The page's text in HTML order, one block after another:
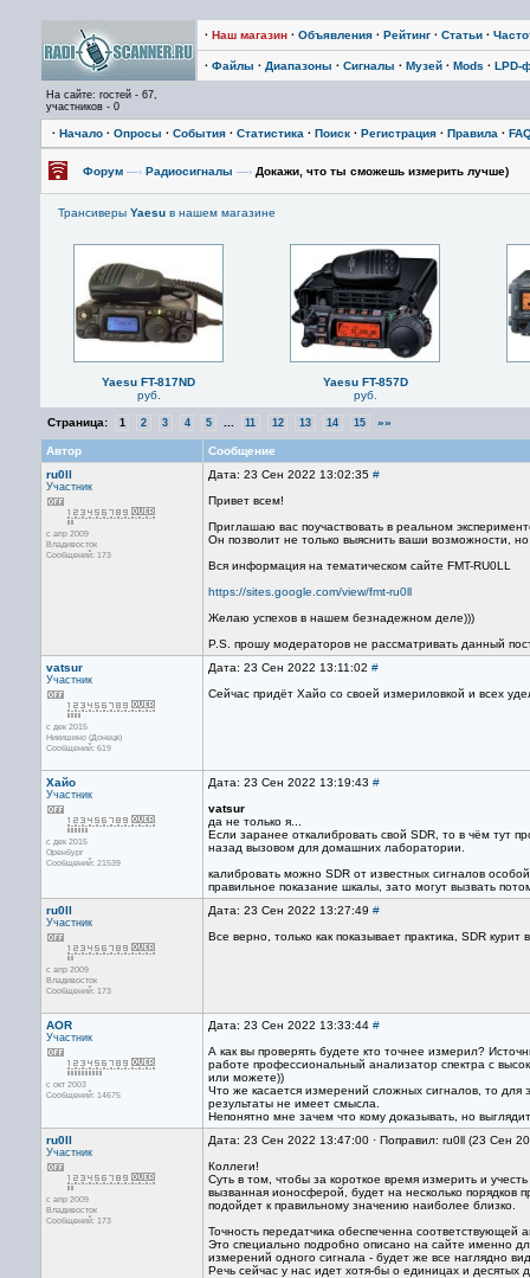
· Наш магазин · Объявления · Рейтинг · Статьи ·
· Файлы · Диапазоны · Сигналы · Музей · Mods · LPD-
На сайте: гостей - 67,
участников - 0
· Начало · Опросы · События · Статистика · Поиск · Регистрация · Правила ·
Форум —› Радиосигналы —› Докажи, что ты сможешь измерить лучше)
Трансиверы Yaesu в нашем магазине
Yaesu FT-817ND
руб.
Yaesu FT-857D
руб.
Страница: 1 2 3 4 5 11 12 13 14 15 »»
Автор
Сообщение
ru0ll
Участник
с апр 2009
Владивосток
Сообщений: 173
Дата: 23 Сен 2022 13:02:35 #
Привет всем!
Приглашаю вас поучаствовать в реальном
Он позволит не только выяснить ваши возможности,
Вся информация на тематическом сайте FMT-RU0LL
https://sites.google.com/view/fmt-ru0ll
Желаю успехов в нашем безнадежном деле)))
P.S. прошу модераторов не рассматривать данный
vatsur
Участник
с дек 2015
Никишино (Донецк)
Сообщений: 619
Дата: 23 Сен 2022 13:11:02 #
Сейчас придёт Хайо со своей измериловкой и всех
Хайо
Участник
с дек 2015
Оренбург
Сообщений: 21539
Дата: 23 Сен 2022 13:19:43 #
vatsur
да не только я...
Если заранее откалибровать свой SDR, то в чём тут
назад вызовом для домашних лаборатории.
калибровать можно SDR от известных сигналов
правильное показание шкалы, зато могут вызвать
ru0ll
Участник
с апр 2009
Владивосток
Сообщений: 173
Дата: 23 Сен 2022 13:27:49 #
Все верно, только как показывает практика, SDR курит
AOR
Участник
с окт 2003
Сообщений: 14675
Дата: 23 Сен 2022 13:33:44 #
А как вы проверять будете кто точнее измерил?
работе профессиональный анализатор спектра с
или можете))
Что же касается измерений сложных сигналов, то для
результаты не имеет смысла.
Непонятно мне зачем что кому доказывать, но
ru0ll
Участник
с апр 2009
Владивосток
Сообщений: 173
Дата: 23 Сен 2022 13:47:00 · Поправил: ru0ll (23 Сен
Коллеги!
Суть в том, чтобы за короткое время измерить и
вызванная ионосферой, будет на несколько порядков
подойдет к правильному значению наиболее близко.
Точность передатчика обеспеченна соответствующей
Это специально подробно описано на сайте именно
измерений одного сигнала - будет же все наглядно
Речь сейчас у нас идет хотя-бы о единицах и десятых